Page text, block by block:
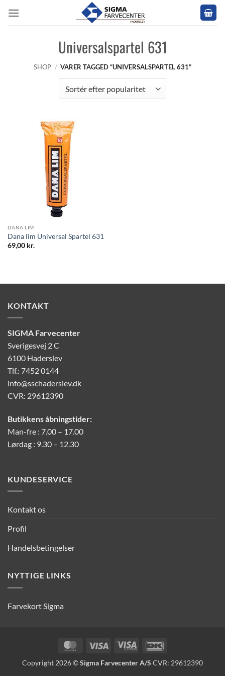
Universalspartel 631
SHOP / VARER TAGGED “UNIVERSALSPARTEL 631”
DANA LIM
Dana lim Universal Spartel 631
69,00 kr.
KONTAKT
SIGMA Farvecenter
Sverigesvej 2 C
6100 Haderslev
Tlf.: 7452 0144
info@sschaderslev.dk
CVR: 29612390
Butikkens åbningstider:
Man-fre : 7.00 – 17.00
Lørdag : 9.30 – 12.30
KUNDESERVICE
Kontakt os
Profil
Handelsbetingelser
NYTTIGE LINKS
Farvekort Sigma
MasterCardVisa
Visa
Copyright 2026 ©Sigma Farvecenter A/S CVR: 29612390